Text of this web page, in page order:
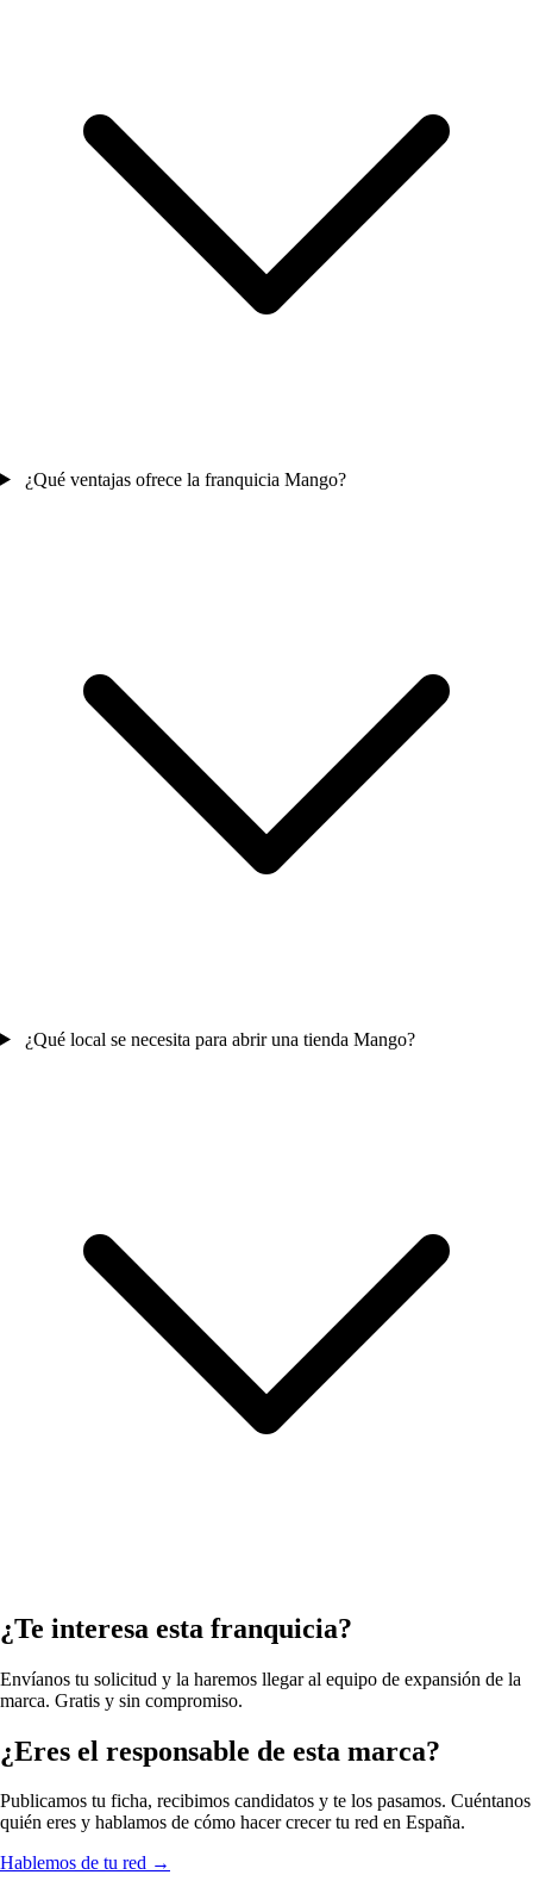
¿Qué ventajas ofrece la franquicia Mango?
¿Qué local se necesita para abrir una tienda Mango?
¿Te interesa esta franquicia?
Envíanos tu solicitud y la haremos llegar al equipo de expansión de la
marca. Gratis y sin compromiso.
¿Eres el responsable de esta marca?
Publicamos tu ficha, recibimos candidatos y te los pasamos. Cuéntanos
quién eres y hablamos de cómo hacer crecer tu red en España.
Hablemos de tu red →